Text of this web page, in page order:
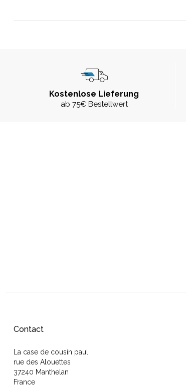
Kostenlose Lieferung
ab 75€ Bestellwert
Contact
La case de cousin paul
rue des Alouettes
37240 Manthelan
France